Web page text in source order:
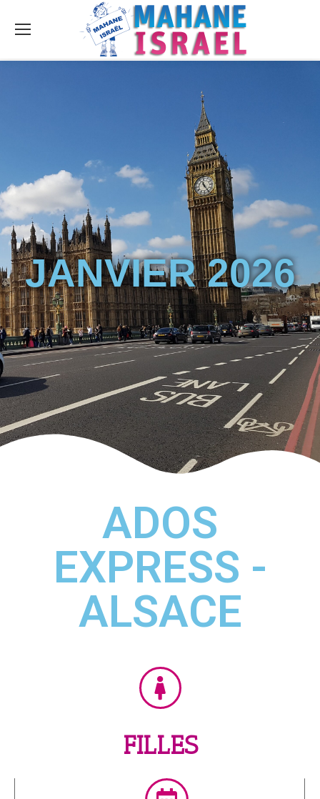
JANVIER 2026
ADOS
EXPRESS -
ALSACE
FILLES